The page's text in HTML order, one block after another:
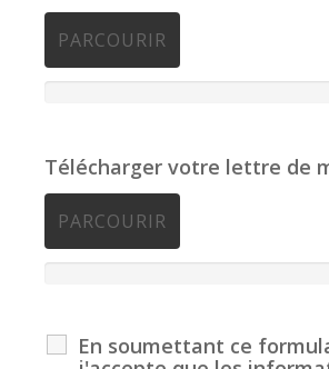
PARCOURIR
Télécharger votre lettre de
PARCOURIR
En soumettant ce